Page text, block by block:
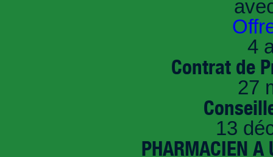
4
Contrat de
27
13
PHARMACIEN A